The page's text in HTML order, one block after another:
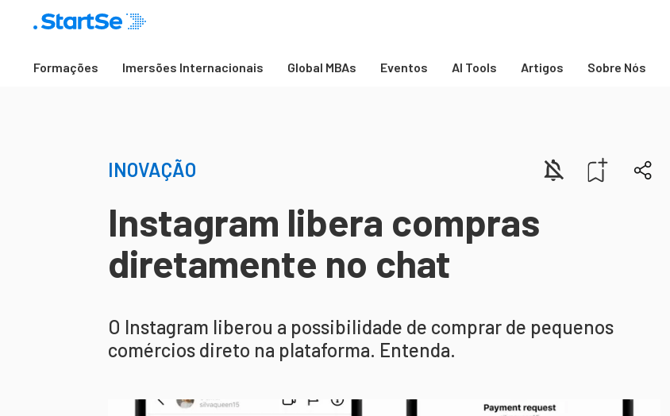
Formações Imersões Internacionais Global MBAs Eventos AI Tools Artigos Sobre Nós
INOVAÇÃO
Instagram libera compras
diretamente no chat
O Instagram liberou a possibilidade de comprar de pequenos
comércios direto na plataforma. Entenda.